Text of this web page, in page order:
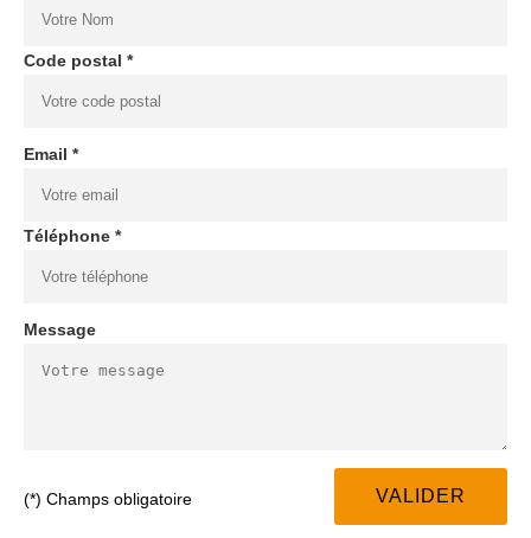
Code postal *
Email *
Téléphone *
Message
(*) Champs obligatoire